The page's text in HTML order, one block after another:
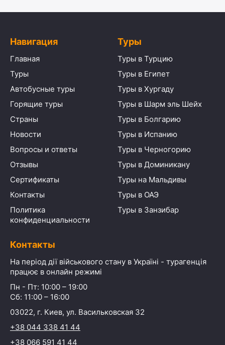
Навигация
Главная
Туры
Автобусные туры
Горящие туры
Страны
Новости
Вопросы и ответы
Отзывы
Сертификаты
Контакты
Политика
конфиденциальности
Туры
Туры в Турцию
Туры в Египет
Туры в Хургаду
Туры в Шарм эль Шейх
Туры в Болгарию
Туры в Испанию
Туры в Черногорию
Туры в Доминикану
Туры на Мальдивы
Туры в ОАЭ
Туры в Занзибар
Контакты
На період дії військового стану в Україні - турагенція
працює в онлайн режимі
Пн - Пт: 10:00 – 19:00
Сб: 11:00 – 16:00
03022, г. Киев, ул. Васильковская 32
+38 044 338 41 44
+38 066 591 41 44